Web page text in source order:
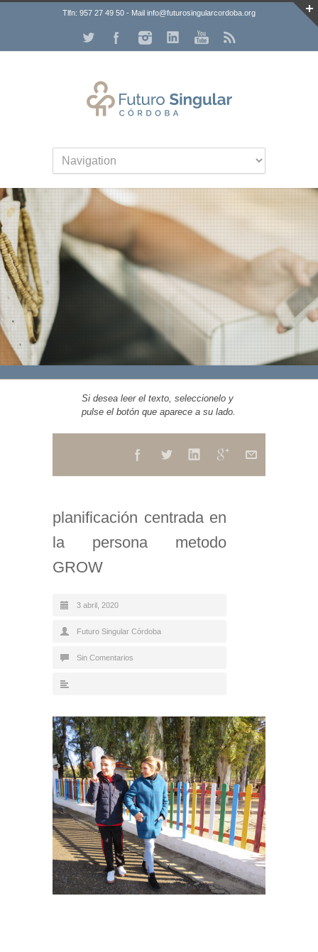
Tlfn: 957 27 49 50 - Mail info@futurosingularcordoba.org
Si desea leer el texto, seleccionelo y
pulse el botón que aparece a su lado.
planificación centrada en
la persona metodo
GROW
3 abril, 2020
Futuro Singular Córdoba
Sin Comentarios